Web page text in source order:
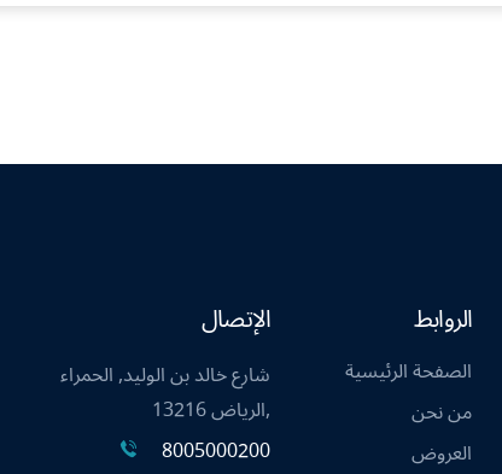
الروابط
الصفحة الرئيسية
من نحن
العروض
الإتصال
شارع خالد بن الوليد, الحمراء
,الرياض 13216
8005000200